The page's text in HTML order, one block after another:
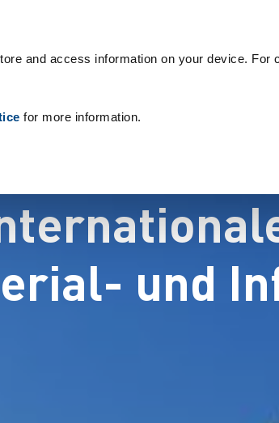
and access information on your device. For
for more information.
und